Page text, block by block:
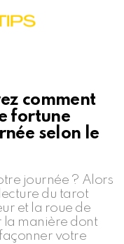
comment
fortune
selon le
journée ? Alors
du tarot
et la roue de
la manière dont
votre